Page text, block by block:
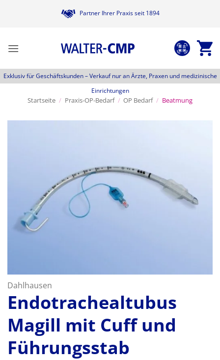
Partner Ihrer Praxis seit 1894
Exklusiv für Geschäftskunden –Verkauf nur an Ärzte, Praxen und medizinische
Einrichtungen
Startseite / Praxis-OP-Bedarf / OP Bedarf / Beatmung
Dahlhausen
Endotrachealtubus
Magill mit Cuff und
Führungsstab